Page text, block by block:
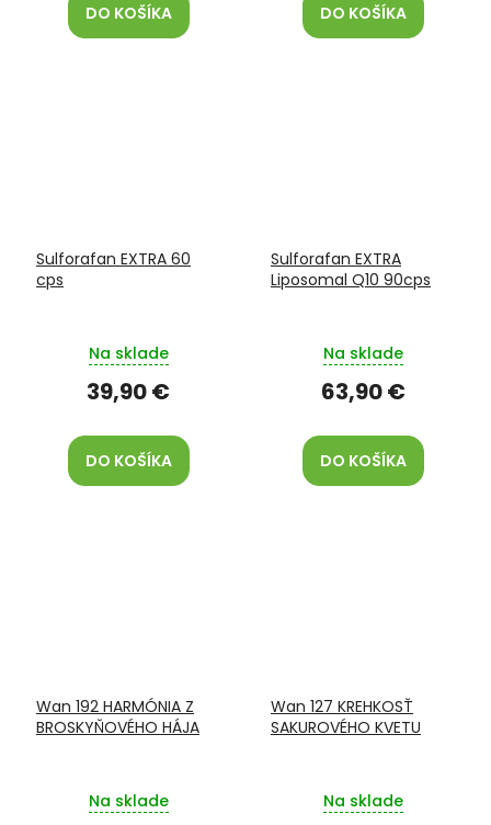
DO KOŠÍKA DO KOŠÍKA
Sulforafan EXTRA 60
cps
Na sklade
39,90 €
DO KOŠÍKA
Sulforafan EXTRA
Liposomal Q10 90cps
Na sklade
63,90 €
DO KOŠÍKA
Wan 192 HARMÓNIA Z
BROSKYŇOVÉHO HÁJA
Na sklade
Wan 127 KREHKOSŤ
SAKUROVÉHO KVETU
Na sklade